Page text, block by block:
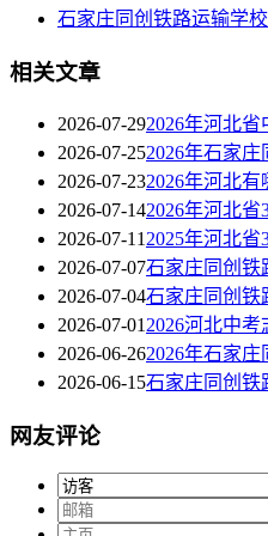
石家庄同创铁路运输学
相关文章
2026-07-292026年河北
2026-07-252026年石家
2026-07-232026年河北
2026-07-142026年河北
2026-07-11 2025年河北
2026-07-07石家庄同创铁
2026-07-04石家庄同创铁
2026-07-01 2026河北中
2026-06-262026年石家
2026-06-15石家庄同创铁
网友评论